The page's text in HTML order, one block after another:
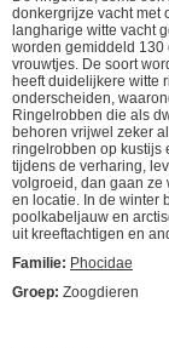
donkergrijze vacht met
langharige witte vacht
worden gemiddeld 130
vrouwtjes. De soort
heeft duidelijkere witte
onderscheiden,
Ringelrobben die als
behoren vrijwel zeker
ringelrobben op kustijs
tijdens de verharing,
volgroeid, dan gaan ze
en locatie. In de winter
poolkabeljauw en
uit kreeftachtigen en
Familie: Phocidae
Groep: Zoogdieren